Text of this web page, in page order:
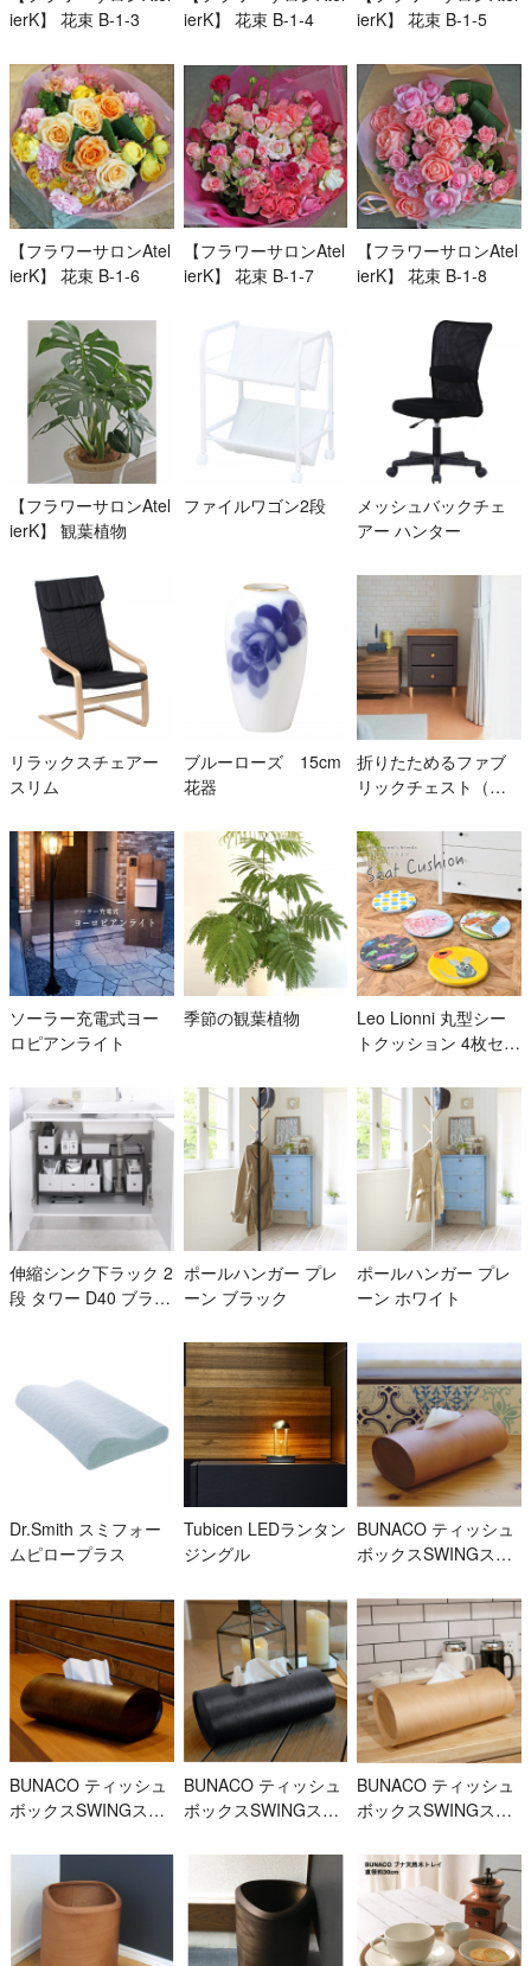
ierK】 花束 B-1-3
ierK】 花束 B-1-4
ierK】 花束 B-1-5
【フラワーサロンAtel
ierK】 花束 B-1-6
【フラワーサロンAtel
ierK】 花束 B-1-7
【フラワーサロンAtel
ierK】 花束 B-1-8
【フラワーサロンAtel
ierK】 観葉植物
ファイルワゴン2段
メッシュバックチェ
アー ハンター
リラックスチェアー
スリム
ブルーローズ 15cm
花器
折りたためるファブ
リックチェスト（木
ソーラー充電式ヨー
ロピアンライト
季節の観葉植物
Leo Lionni 丸型シー
トクッション 4枚セッ
伸縮シンク下ラック 2
段 タワー D40 ブラッ
ポールハンガー プレ
ーン ブラック
ポールハンガー プレ
ーン ホワイト
Dr.Smith スミフォー
ムピロープラス
Tubicen LEDランタン
ジングル
BUNACO ティッシュ
ボックスSWINGスリ
BUNACO ティッシュ
ボックスSWINGスリ
BUNACO ティッシュ
ボックスSWINGスリ
BUNACO ティッシュ
ボックスSWINGスリ